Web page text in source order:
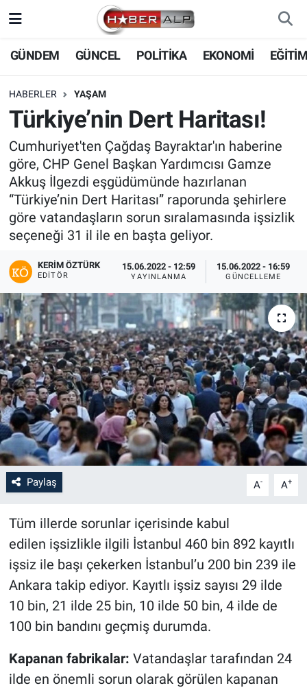
GÜNDEM GÜNCEL POLİTİKA EKONOMİ
HABERLER YAŞAM
Türkiye’nin Dert Haritası!
Cumhuriyet'ten Çağdaş Bayraktar'ın haberine
göre, CHP Genel Başkan Yardımcısı Gamze
Akkuş İlgezdi eşgüdümünde hazırlanan
“Türkiye’nin Dert Haritası” raporunda şehirlere
göre vatandaşların sorun sıralamasında işsizlik
seçeneği 31 il ile en başta geliyor.
KERIM ÖZTÜRK
EDITÖR
15.06.2022 - 12:59
YAYINLANMA
15.06.2022 - 16:59
GÜNCELLEME
Paylaş A- A+
Tüm illerde sorunlar içerisinde kabul
edilen işsizlikle ilgili İstanbul 460 bin 892 kayıtlı
işsiz ile başı çekerken İstanbul’u 200 bin 239 ile
Ankara takip ediyor. Kayıtlı işsiz sayısı 29 ilde
10 bin, 21 ilde 25 bin, 10 ilde 50 bin, 4 ilde de
100 bin bandını geçmiş durumda.
Kapanan fabrikalar: Vatandaşlar tarafından 24
ilde en önemli sorun olarak görülen kapanan
Nöbetçi Eczaneler
Hava Durumu
Trafik Durumu
Süper Lig Puan Durumu ve Fikstür
Tüm Manşetler
Son Dakika Haberleri
Haber Arşivi